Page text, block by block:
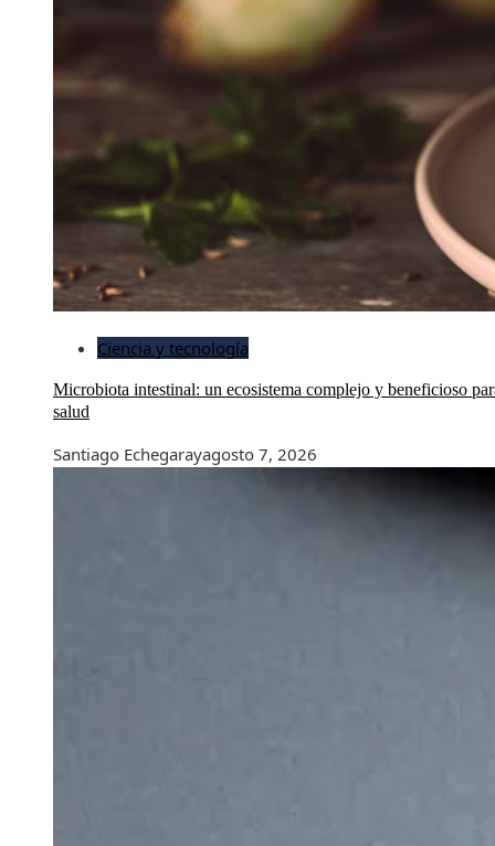
Ciencia y tecnología
Microbiota intestinal: un ecosistema complejo y beneficioso
salud
Santiago Echegarayagosto 7, 2026